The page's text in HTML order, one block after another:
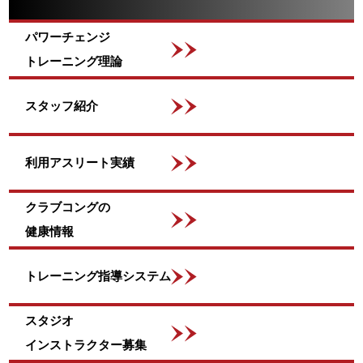
パワーチェンジ
トレーニング理論
スタッフ紹介
利用アスリート実績
クラブコングの
健康情報
トレーニング指導システム
スタジオ
インストラクター募集